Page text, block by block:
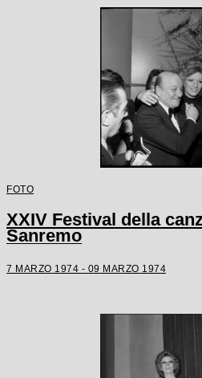
FOTO
XXIV Festival della
Sanremo
7 MARZO 1974 - 09 MARZO 1974